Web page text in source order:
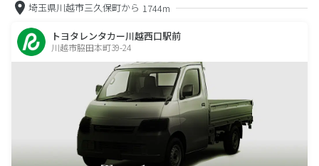
埼玉県川越市三久保町から 1744m
トヨタレンタカー川越西口駅前
川越市脇田本町39-24